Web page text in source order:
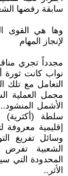
سابقة رفضها
وها هي القوى
لإنجاز المهام
مجدداً تجري
التعامل مع تلك
مجمل العملية
الأشمل
سلطة (أكثرية)
إقليمية معروفة
وسائل تفريغ
الشعبية تفرض
المحدودة التي
الأثر..